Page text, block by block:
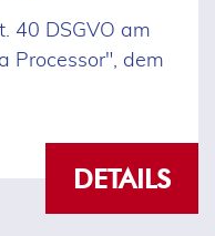
40 DSGVO am
Processor", dem
DETAILS